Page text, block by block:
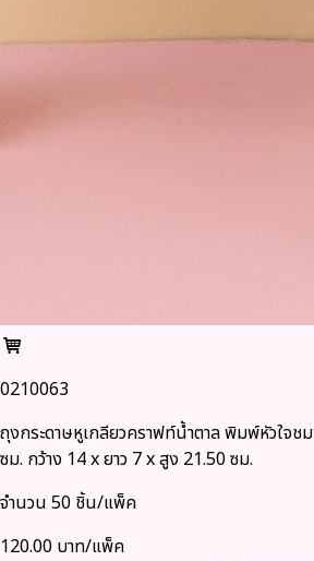
0210063
ถุงกระดาษหูเกลียวคราฟท์น้ำตาล พิมพ์หัวใจช
ซม. กว้าง 14 x ยาว 7 x สูง 21.50 ซม.
จำนวน 50 ชิ้น/แพ็ค
120.00 บาท/แพ็ค